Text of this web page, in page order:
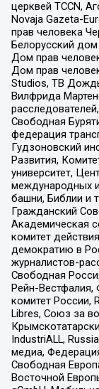
церквей TCCN,
Novaja Gazeta-
прав человека
Белорусский
Дом прав
Дом прав
Studios, ТВ
Вилфрида
Свободная
федерация
Гудзоновский
Развития,
университет,
международных
башни, Библии и
Гражданский
Академическая
комитет
демократию в
журналистов-
Свободная
Рейн-
комитет России,
Libres, Союз за
IndustriALL,
медиа,
Свободная
Восточной